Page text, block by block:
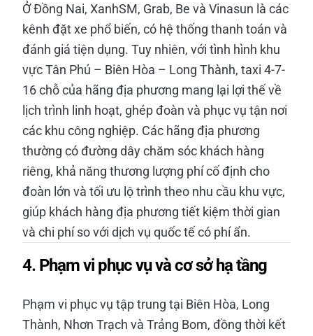
Ở Đồng Nai, XanhSM, Grab, Be và Vinasun là các
kênh đặt xe phổ biến, có hệ thống thanh toán và
đánh giá tiện dụng. Tuy nhiên, với tình hình khu
vực Tân Phú – Biên Hòa – Long Thành, taxi 4-7-
16 chỗ của hãng địa phương mang lại lợi thế về
lịch trình linh hoạt, ghép đoàn và phục vụ tận nơi
các khu công nghiệp. Các hãng địa phương
thường có đường dây chăm sóc khách hàng
riêng, khả năng thương lượng phí cố định cho
đoàn lớn và tối ưu lộ trình theo nhu cầu khu vực,
giúp khách hàng địa phương tiết kiệm thời gian
và chi phí so với dịch vụ quốc tế có phí ẩn.
4. Phạm vi phục vụ và cơ sở hạ tầng
Phạm vi phục vụ tập trung tại Biên Hòa, Long
Thành, Nhơn Trạch và Trảng Bom, đồng thời kết